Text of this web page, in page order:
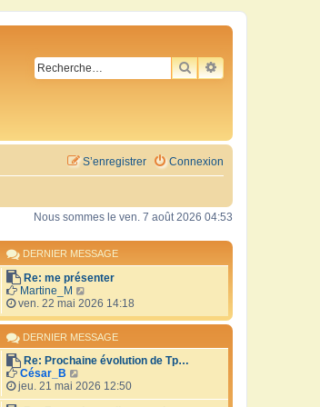
RECHERCHER
RECHERCHE
Connexion
S’enregistrer
Nous sommes le ven. 7 août 2026 04:53
DERNIER MESSAGE
Re: me présenter
Martine_M
o
i
r
l
e
d
r
n
ven. 22 mai 2026 14:18
DERNIER MESSAGE
Re: Prochaine évolution de Tp…
César_B
o
i
jeu. 21 mai 2026 12:50